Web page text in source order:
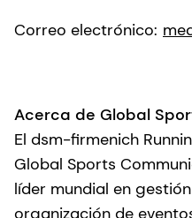
Correo electrónico:
Acerca de Global
El dsm-firmenich
Global Sports
líder mundial en